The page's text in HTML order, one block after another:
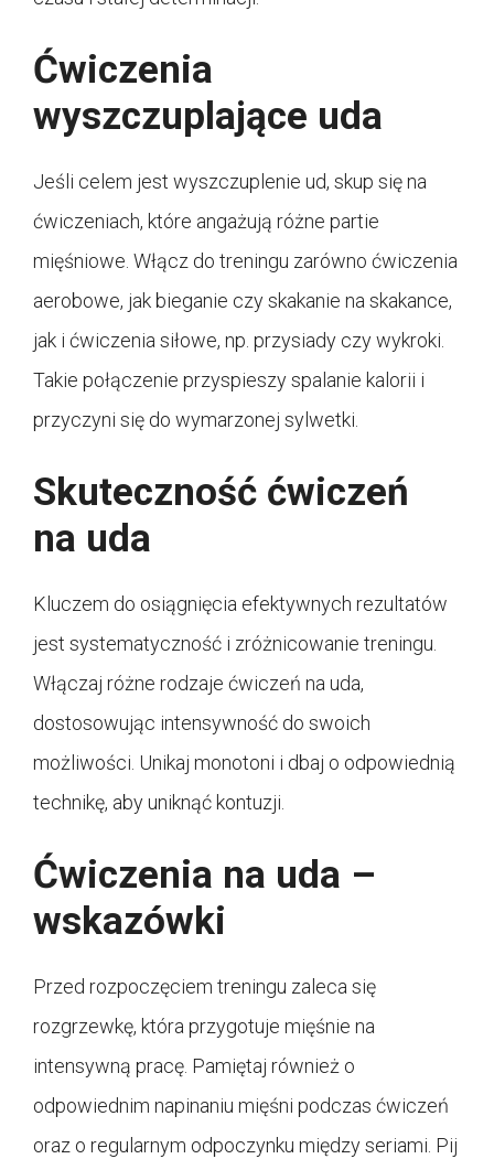
Ćwiczenia
wyszczuplające uda
Jeśli celem jest wyszczuplenie ud, skup się na
ćwiczeniach, które angażują różne partie
mięśniowe. Włącz do treningu zarówno ćwiczenia
aerobowe, jak bieganie czy skakanie na skakance,
jak i ćwiczenia siłowe, np. przysiady czy wykroki.
Takie połączenie przyspieszy spalanie kalorii i
przyczyni się do wymarzonej sylwetki.
Skuteczność ćwiczeń
na uda
Kluczem do osiągnięcia efektywnych rezultatów
jest systematyczność i zróżnicowanie treningu.
Włączaj różne rodzaje ćwiczeń na uda,
dostosowując intensywność do swoich
możliwości. Unikaj monotoni i dbaj o odpowiednią
technikę, aby uniknąć kontuzji.
Ćwiczenia na uda –
wskazówki
Przed rozpoczęciem treningu zaleca się
rozgrzewkę, która przygotuje mięśnie na
intensywną pracę. Pamiętaj również o
odpowiednim napinaniu mięśni podczas ćwiczeń
oraz o regularnym odpoczynku między seriami. Pij